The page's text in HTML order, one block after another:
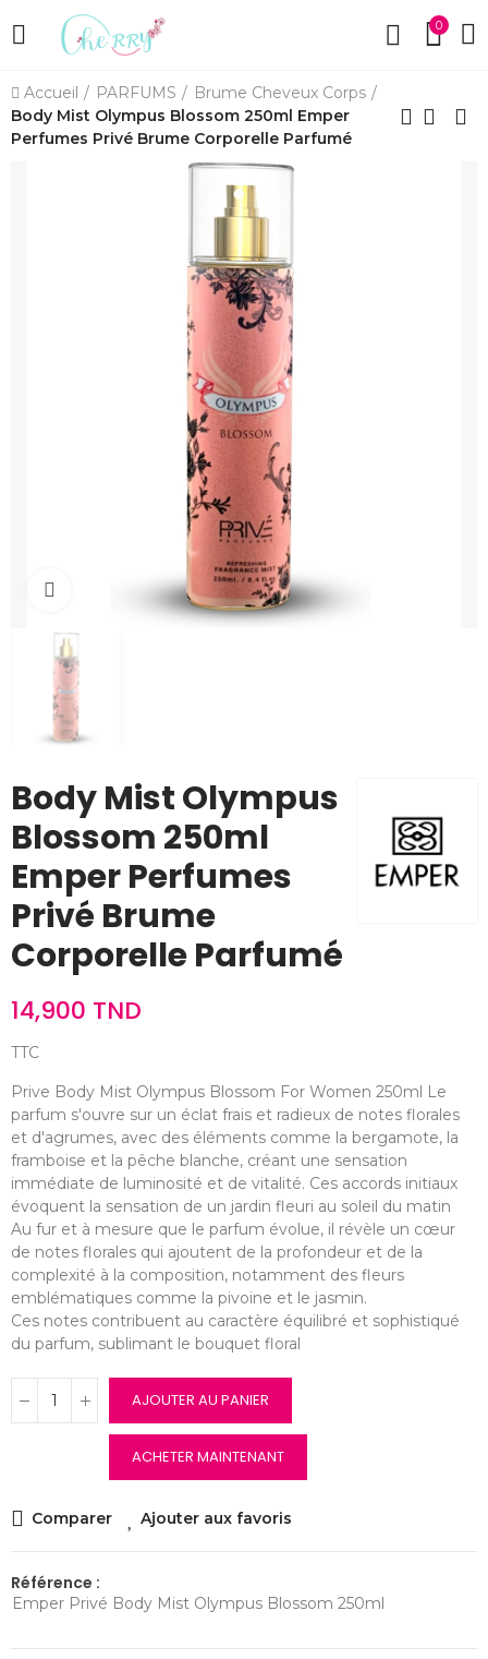
0
Accueil PARFUMS
Brume Cheveux Corps
Body Mist Olympus Blossom 250ml Emper
Perfumes Privé Brume Corporelle Parfumé
Cliquez pour agrandir
Body Mist Olympus
Blossom 250ml
Emper Perfumes
Privé Brume
Corporelle Parfumé
14,900 TND
TTC
Prive Body Mist Olympus Blossom For Women 250ml Le
parfum s'ouvre sur un éclat frais et radieux de notes florales
et d'agrumes, avec des éléments comme la bergamote, la
framboise et la pêche blanche, créant une sensation
immédiate de luminosité et de vitalité. Ces accords initiaux
évoquent la sensation de un jardin fleuri au soleil du matin
Au fur et à mesure que le parfum évolue, il révèle un cœur
de notes florales qui ajoutent de la profondeur et de la
complexité à la composition, notamment des fleurs
emblématiques comme la pivoine et le jasmin.
Ces notes contribuent au caractère équilibré et sophistiqué
du parfum, sublimant le bouquet floral
AJOUTER AU PANIER
ACHETER MAINTENANT
Comparer Ajouter aux favoris
Référence :
Emper Privé Body Mist Olympus Blossom 250ml